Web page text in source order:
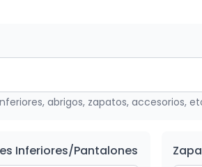
abrigos, zapatos, accesorios,
Inferiores/Pantalones